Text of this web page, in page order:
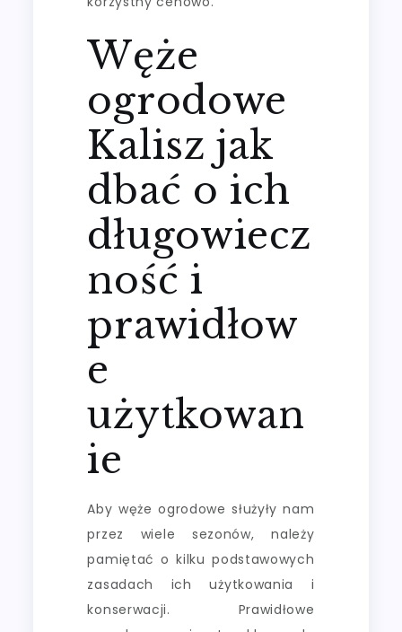
Węże
ogrodowe
Kalisz jak
dbać o ich
długowiecz
ność i
prawidłow
e
użytkowan
ie
Aby węże ogrodowe służyły nam
przez wiele sezonów, należy
pamiętać o kilku podstawowych
zasadach ich użytkowania i
konserwacji. Prawidłowe